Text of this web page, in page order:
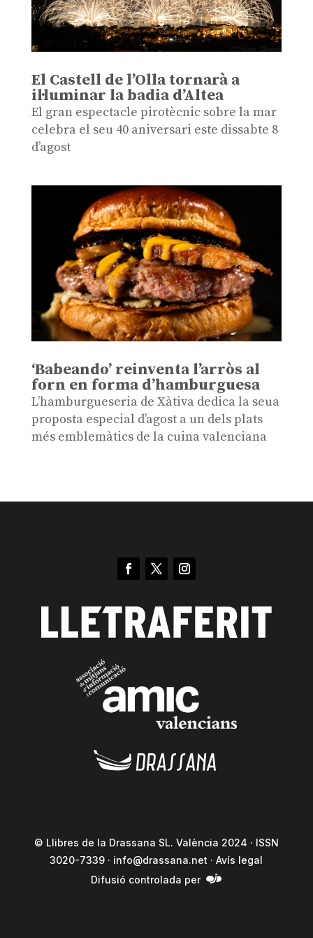
El Castell de l’Olla tornarà a
il·luminar la badia d’Altea
El gran espectacle pirotècnic sobre la mar
celebra el seu 40 aniversari este dissabte 8
d’agost
‘Babeando’ reinventa l’arròs al
forn en forma d’hamburguesa
L’hamburgueseria de Xàtiva dedica la seua
proposta especial d’agost a un dels plats
més emblemàtics de la cuina valenciana
© Llibres de la Drassana SL. València 2024 · ISSN
3020-7339 · info@drassana.net ·Avís legal
Difusió controlada per